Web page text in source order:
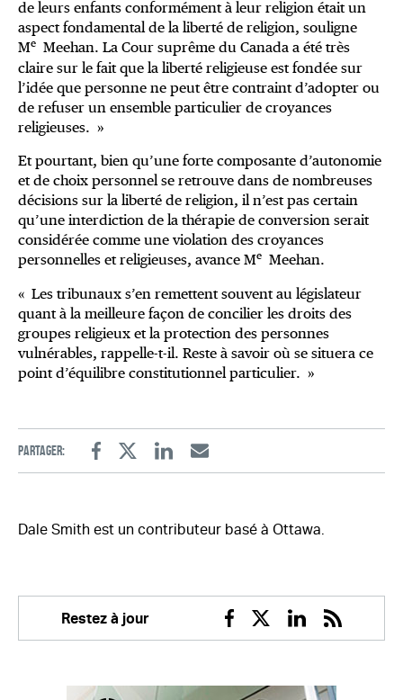
de leurs enfants conformément à leur religion était un
aspect fondamental de la liberté de religion, souligne
Me Meehan. La Cour suprême du Canada a été très
claire sur le fait que la liberté religieuse est fondée sur
l’idée que personne ne peut être contraint d’adopter ou
de refuser un ensemble particulier de croyances
religieuses. »
Et pourtant, bien qu’une forte composante d’autonomie
et de choix personnel se retrouve dans de nombreuses
décisions sur la liberté de religion, il n’est pas certain
qu’une interdiction de la thérapie de conversion serait
considérée comme une violation des croyances
personnelles et religieuses, avance Me Meehan.
« Les tribunaux s’en remettent souvent au législateur
quant à la meilleure façon de concilier les droits des
groupes religieux et la protection des personnes
vulnérables, rappelle-t-il. Reste à savoir où se situera ce
point d’équilibre constitutionnel particulier. »
Partager:
FacebookTwitterLinkedinEmail
Dale Smith est un contributeur basé à Ottawa.
Restez à jour
Facebook
TwitterLinkedin
RSS